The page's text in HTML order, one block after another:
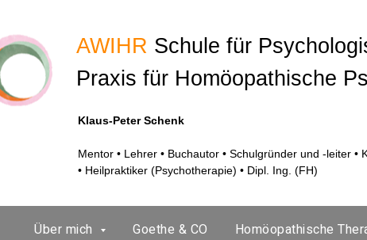
AWIHR Schule für
Praxis für Homöopathische
Klaus-Peter Schenk
Mentor • Lehrer • Buchautor • Schulgründer und -leiter
• Heilpraktiker (Psychotherapie) • Dipl. Ing. (FH)
Über mich Goethe & CO Homöopathische